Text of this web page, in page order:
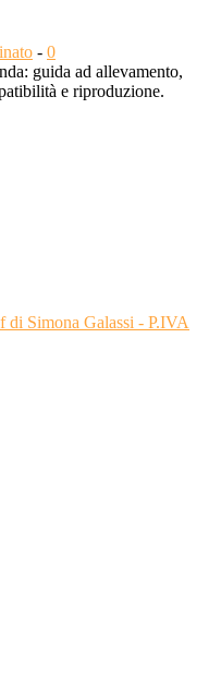
- 0
guida ad allevamento,
e riproduzione.
di Simona Galassi - P.IVA